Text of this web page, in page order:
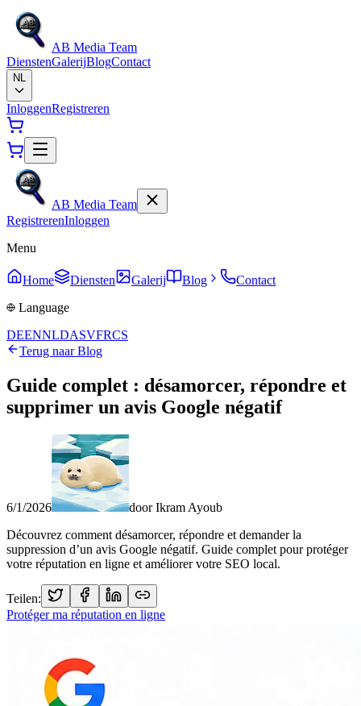
AB Media Team
DienstenGalerijBlogContact
NL
InloggenRegistreren
AB Media Team
RegistrerenInloggen
Menu
Home Diensten Galerij Blog
Contact
Language
DEENNLDASVFRCS
Terug naar Blog
Guide complet : désamorcer, répondre et
supprimer un avis Google négatif
6/1/2026 door Ikram Ayoub
Découvrez comment désamorcer, répondre et demander la
suppression d’un avis Google négatif. Guide complet pour protéger
votre réputation en ligne et améliorer votre SEO local.
Teilen:
Protéger ma réputation en ligne